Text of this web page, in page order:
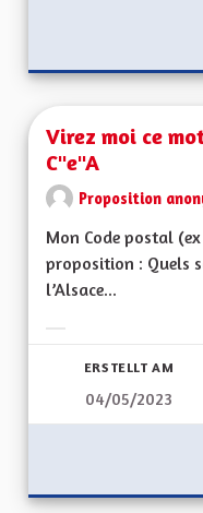
Virez moi ce
C"e"A
Proposition
Mon Code postal
proposition : Quels
l’Alsace...
ERSTELLT AM
04/05/2023